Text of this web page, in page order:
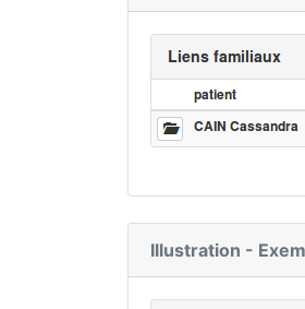
Illustration -